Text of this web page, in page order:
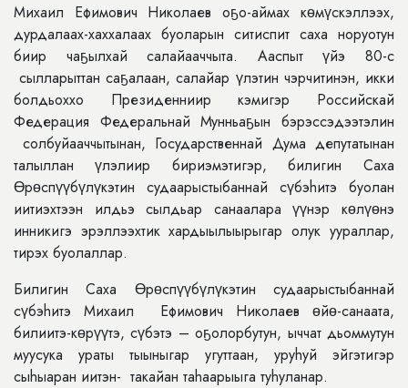
Михаил Ефимович Николаев оҕо-аймах кɵмүскэллээх,
дурдалаах-хаххалаах буоларын ситиспит саха норуотун
биир чаҕылхай салайааччыта. Ааспыт үйэ 80-с
сылларыттан саҕалаан, салайар үлэтин чэрчитинэн, икки
болдьоххо Президенниир кэмигэр Российскай
Федерация Федеральнай Мунньаҕын бэрэссэдээтэлин
солбуйааччытынан, Государственнай Дума депутатынан
талыллан үлэлиир бириэмэтигэр, билигин Саха
Өрөспүүбүлүкэтин судаарыстыбаннай сүбэhитэ буолан
иитиэхтээн илдьэ сылдьар санаалара үүнэр кɵлүɵнэ
инникигэ эрэллээхтик хардыылыырыгар олук уураллар,
тирэх буолаллар.
Билигин Саха Өрөспүүбүлүкэтин судаарыстыбаннай
сүбэhитэ Михаил Ефимович Николаев ɵйɵ-санаата,
билиитэ-кɵрүүтэ, сүбэтэ – оҕолорбутун, ыччат дьоммутун
муусука ураты тыыныгар угуттаан, уруhуй эйгэтигэр
сыhыаран иитэн- такайан таhаарыыга туhуланар.